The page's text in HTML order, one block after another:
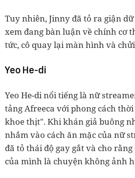
Tuy nhiên, Jinny đã tỏ ra giận
xem đang bàn luận về chính cơ
tức, cô quay lại màn hình và
Yeo He-di
Yeo He-di nổi tiếng là nữ
tảng Afreeca với phong cách
khoe thịt". Khi khán giả buông
nhắm vào cách ăn mặc của nữ
đã tỏ thái độ gay gắt và cho
của mình là chuyện không ảnh